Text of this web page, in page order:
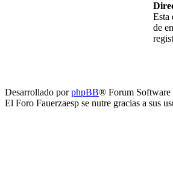
Esta
de
Desarrollado porphpBB® Forum
El Foro Fauerzaesp se nutre gracias a sus